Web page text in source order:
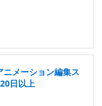
メーション編集ス
日以上